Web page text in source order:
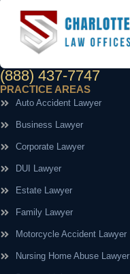
(888) 437-7747
PRACTICE AREAS
Auto Accident Lawyer
Business Lawyer
Corporate Lawyer
DUI Lawyer
Estate Lawyer
Family Lawyer
Motorcycle Accident Lawyer
Nursing Home Abuse Lawyer